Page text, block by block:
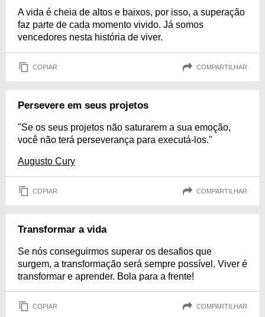
A vida é cheia de altos e baixos, por isso, a superação
faz parte de cada momento vivido. Já somos
vencedores nesta história de viver.
COPIAR COMPARTILHAR
Persevere em seus projetos
"Se os seus projetos não saturarem a sua emoção,
você não terá perseverança para executá-los."
Augusto Cury
COPIAR COMPARTILHAR
Transformar a vida
Se nós conseguirmos superar os desafios que
surgem, a transformação será sempre possível. Viver é
transformar e aprender. Bola para a frente!
COPIAR COMPARTILHAR